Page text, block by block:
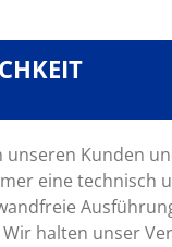
unseren Kunden
eine technisch
halten unser